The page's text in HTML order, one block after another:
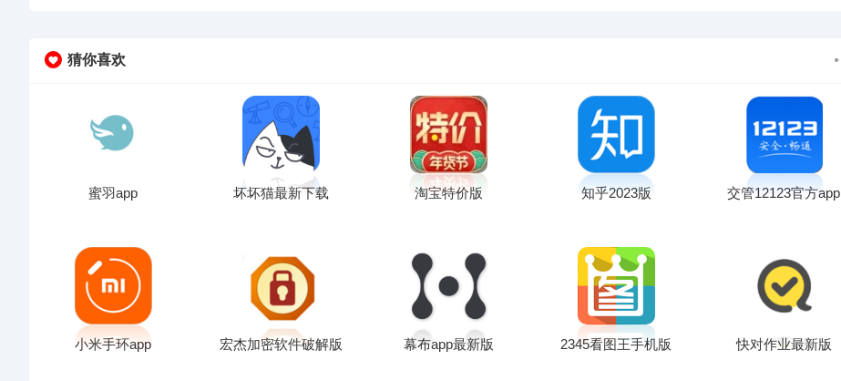
猜你喜欢
蜜羽app 坏坏猫最新下载 淘宝特价版 知乎2023版 交管12123官方app
小米手环app 宏杰加密软件破解版 幕布app最新版 2345看图王手机版 快对作业最新版